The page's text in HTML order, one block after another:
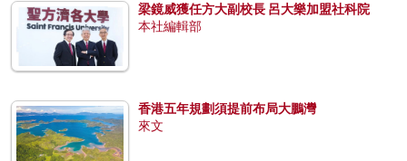
梁鏡威獲任方大副校長 呂大樂加盟社科院
本社編輯部
香港五年規劃須提前布局大鵬灣
來文